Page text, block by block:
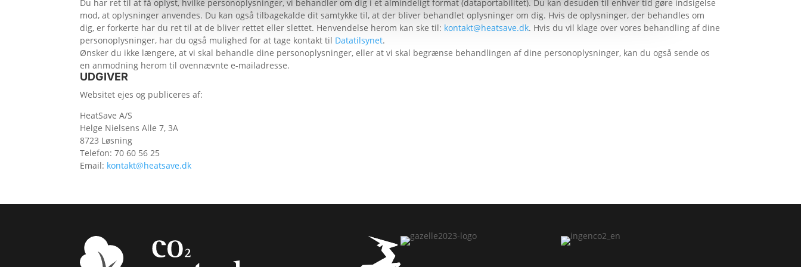
Du har ret til at få oplyst, hvilke personoplysninger, vi behandler om dig i et almindeligt format (dataportabilitet). Du kan desuden til enhver tid gøre indsigelse
mod, at oplysninger anvendes. Du kan også tilbagekalde dit samtykke til, at der bliver behandlet oplysninger om dig. Hvis de oplysninger, der behandles om
dig, er forkerte har du ret til at de bliver rettet eller slettet. Henvendelse herom kan ske til: kontakt@heatsave.dk. Hvis du vil klage over vores behandling af dine
personoplysninger, har du også mulighed for at tage kontakt til Datatilsynet.
Ønsker du ikke længere, at vi skal behandle dine personoplysninger, eller at vi skal begrænse behandlingen af dine personoplysninger, kan du også sende os
en anmodning herom til ovennævnte e-mailadresse.
UDGIVER
Websitet ejes og publiceres af:
HeatSave A/S
Helge Nielsens Alle 7, 3A
8723 Løsning
Telefon: 70 60 56 25
Email: kontakt@heatsave.dk